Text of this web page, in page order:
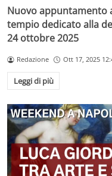
Nuovo appuntamento
tempio dedicato alla
24 ottobre 2025
Redazione Ott 17, 2025
Leggi di più